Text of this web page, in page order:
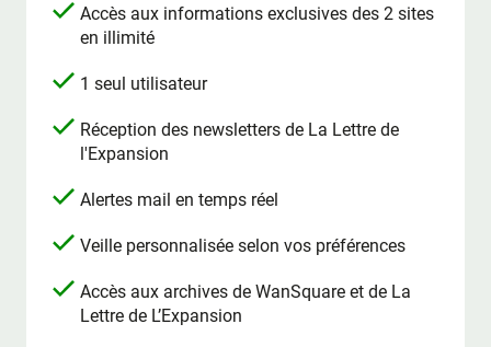
Accès aux informations exclusives des 2 sites
en illimité
1 seul utilisateur
Réception des newsletters de La Lettre de
l'Expansion
Alertes mail en temps réel
Veille personnalisée selon vos préférences
Accès aux archives de WanSquare et de La
Lettre de L’Expansion